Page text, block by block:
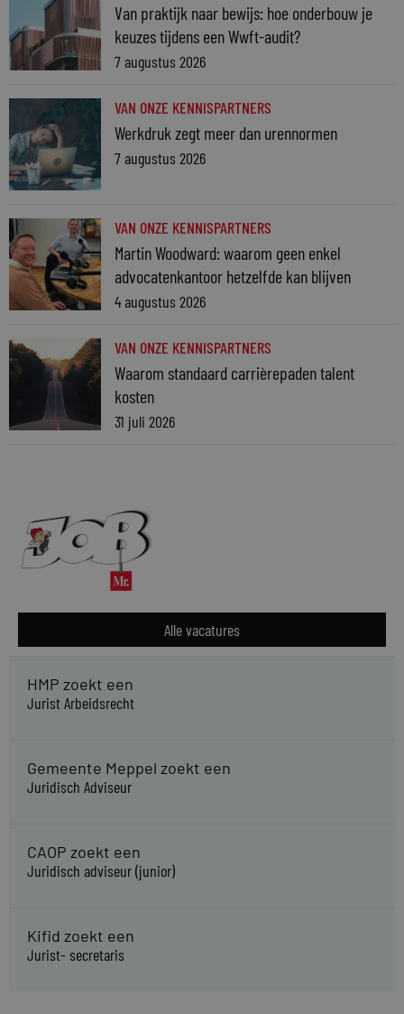
Van praktijk naar bewijs: hoe onderbouw je
keuzes tijdens een Wwft-audit?
7 augustus 2026
VAN ONZE KENNISPARTNERS
Werkdruk zegt meer dan urennormen
7 augustus 2026
VAN ONZE KENNISPARTNERS
Martin Woodward: waarom geen enkel
advocatenkantoor hetzelfde kan blijven
4 augustus 2026
VAN ONZE KENNISPARTNERS
Waarom standaard carrièrepaden talent
kosten
31 juli 2026
Alle vacatures
HMP zoekt een
Jurist Arbeidsrecht
Gemeente Meppel zoekt een
Juridisch Adviseur
CAOP zoekt een
Juridisch adviseur (junior)
Kifid zoekt een
Jurist- secretaris